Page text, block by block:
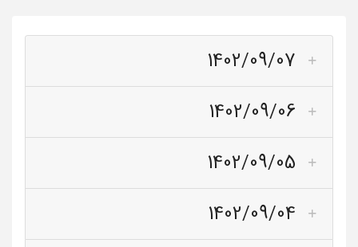
1402/09/07
1402/09/06
1402/09/05
1402/09/04